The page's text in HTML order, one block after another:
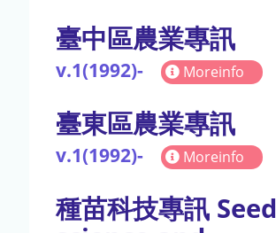
臺中區農業專訊
v.1(1992)- Moreinfo
臺東區農業專訊
v.1(1992)- Moreinfo
種苗科技專訊 Seed